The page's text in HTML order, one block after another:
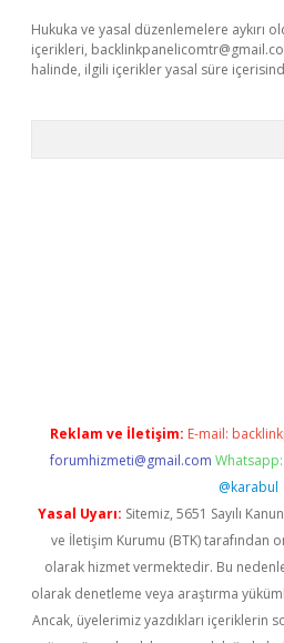
Hukuka ve yasal düzenlemelere aykırı
içerikleri,
halinde, ilgili içerikler yasal süre
Reklam ve İletişim: E-mail:
forumhizmeti@gmail.com
@karabul
Yasal Uyarı: Sitemiz, 5651 Sayılı
ve İletişim Kurumu (BTK) tarafından
olarak hizmet vermektedir. Bu
olarak denetleme veya araştırma
Ancak, üyelerimiz yazdıkları içeriklerin